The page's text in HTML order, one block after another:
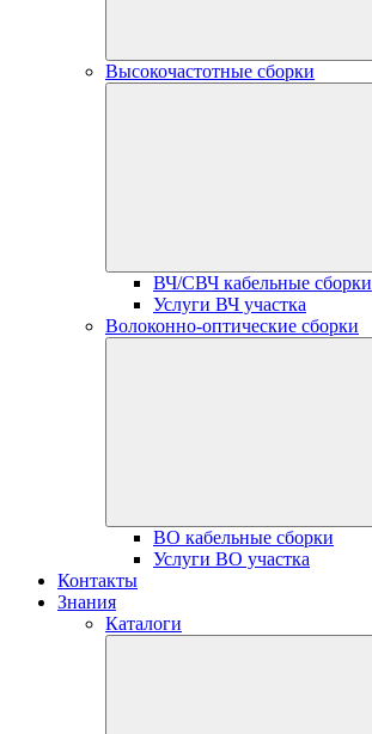
Высокочастотные сборки
ВЧ/СВЧ кабельные сборки
Услуги ВЧ участка
Волоконно-оптические сборки
ВО кабельные сборки
Услуги ВО участка
Контакты
Знания
Каталоги